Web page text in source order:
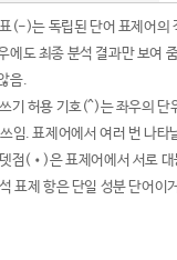
(-)는 독립된 단어 표제어의
에도 최종 분석 결과만 보여
음.
기 허용 기호(^)는 좌우의 단
임. 표제어에서 여러 번 나타
점(•)은 표제어에서 서로 대
표제 항은 단일 성분 단어이